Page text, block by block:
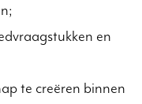
en
te creëren binnen